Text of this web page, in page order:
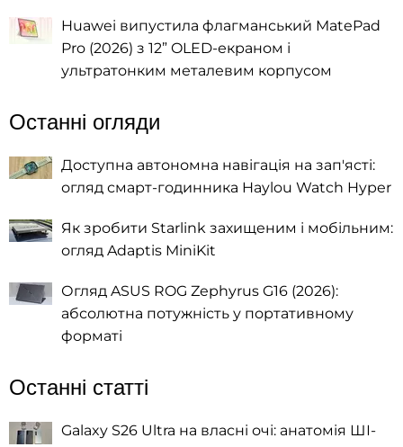
Huawei випустила флагманський MatePad
Pro (2026) з 12” OLED-екраном і
ультратонким металевим корпусом
Останні огляди
Доступна автономна навігація на зап'ясті:
огляд смарт-годинника Haylou Watch Hyper
Як зробити Starlink захищеним і мобільним:
огляд Adaptis MiniKit
Огляд ASUS ROG Zephyrus G16 (2026):
абсолютна потужність у портативному
форматі
Останні статті
Galaxy S26 Ultra на власні очі: анатомія ШІ-